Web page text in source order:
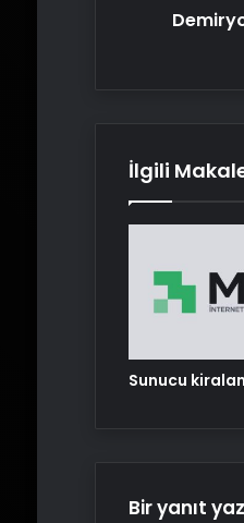
İlgili
Sunucu
Bir yanıt